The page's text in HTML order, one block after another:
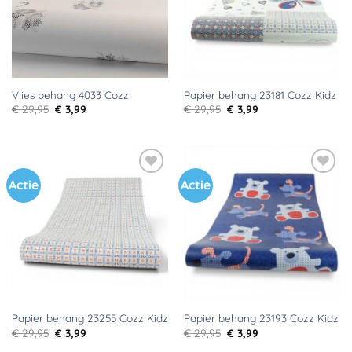
Vlies behang 4033 Cozz
€29,95 Oorspronkelijke
prijs
€ 3,99Huidige
Papier behang 23181 Cozz Kidz
€29,95 Oorspronkelijke
prijs
€ 3,99Huidige
Actie
Toevoegen
aan
verlanglijst
Papier behang 23255 Cozz Kidz
€29,95 Oorspronkelijke
prijs
€ 3,99Huidige
Actie
Toevoegen
aan
verlanglijst
Papier behang 23193 Cozz Kidz
€29,95 Oorspronkelijke
prijs
€ 3,99Huidige